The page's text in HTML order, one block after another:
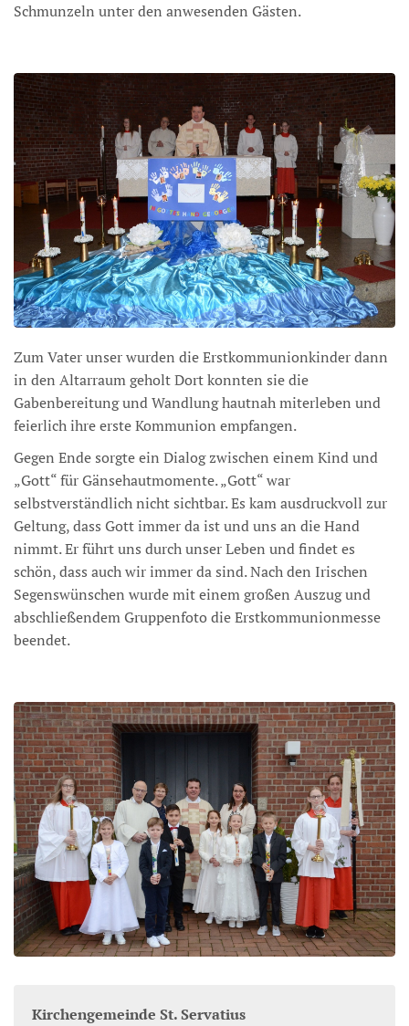
Schmunzeln unter den anwesenden Gästen.
Zum Vater unser wurden die Erstkommunionkinder dann
in den Altarraum geholt Dort konnten sie die
Gabenbereitung und Wandlung hautnah miterleben und
feierlich ihre erste Kommunion empfangen.
Gegen Ende sorgte ein Dialog zwischen einem Kind und
„Gott“ für Gänsehautmomente. „Gott“ war
selbstverständlich nicht sichtbar. Es kam ausdruckvoll zur
Geltung, dass Gott immer da ist und uns an die Hand
nimmt. Er führt uns durch unser Leben und findet es
schön, dass auch wir immer da sind. Nach den Irischen
Segenswünschen wurde mit einem großen Auszug und
abschließendem Gruppenfoto die Erstkommunionmesse
beendet.
Kirchengemeinde St. Servatius